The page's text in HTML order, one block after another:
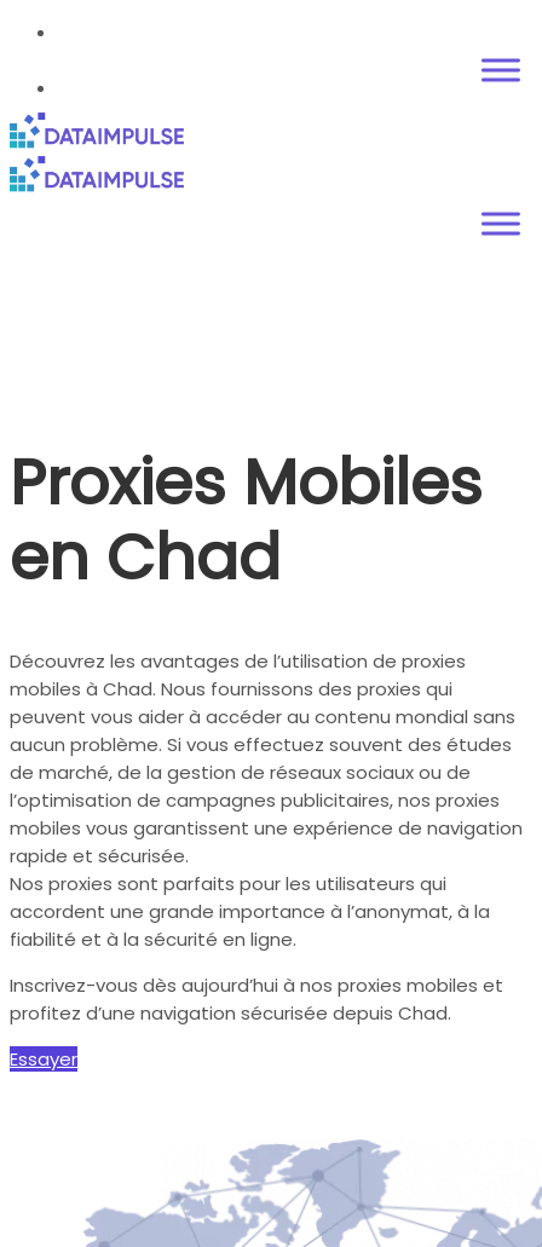
Proxies Mobiles
en Chad
Découvrez les avantages de l’utilisation de proxies
mobiles à Chad. Nous fournissons des proxies qui
peuvent vous aider à accéder au contenu mondial sans
aucun problème. Si vous effectuez souvent des études
de marché, de la gestion de réseaux sociaux ou de
l’optimisation de campagnes publicitaires, nos proxies
mobiles vous garantissent une expérience de navigation
rapide et sécurisée.
Nos proxies sont parfaits pour les utilisateurs qui
accordent une grande importance à l’anonymat, à la
fiabilité et à la sécurité en ligne.
Inscrivez-vous dès aujourd’hui à nos proxies mobiles et
profitez d’une navigation sécurisée depuis Chad.
Essayer